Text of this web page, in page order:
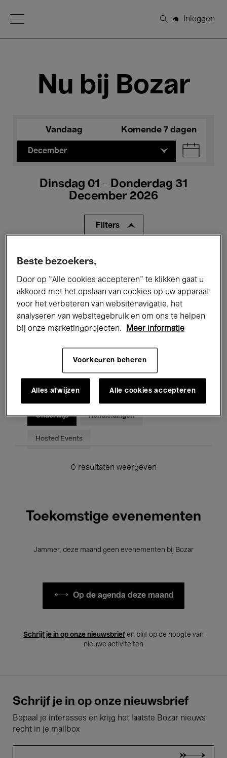
Open Menu
Zoeken
Inloggen
Nu bij Bozar
Vandaag Komende 7 dagen
December
Dinsdag 01 - Donderdag 31
December 2026
Filters
Alle evenementen
Tentoonstellingen Films
Performances Lezingen & Debatten
Jazz Klassieke Muziek Global Music
Voor iedereen Kids’ Palace
Onderwijs Rondleidingen
Hosted Events
0 resultaten weergeven
Toekomstige evenementen
Jammer, deze maand geen evenementen bij Bozar
Op de agenda deze maand
Schrijf je in op onze nieuwsbrief en blijf op de hoogte van
nieuwe activiteiten
Schrijf je in op onze nieuwsbrief
Bepaal je interesses en krijg het laatste Bozar nieuws
recht in je mailbox
Beste bezoekers,
Door op “Alle cookies accepteren” te klikken gaat u
akkoord met het opslaan van cookies op uw apparaat
voor het verbeteren van websitenavigatie, het
analyseren van websitegebruik en om ons te helpen
bij onze marketingprojecten.
Meer informatie
Voorkeuren beheren
Alles afwijzen Alle cookies accepteren